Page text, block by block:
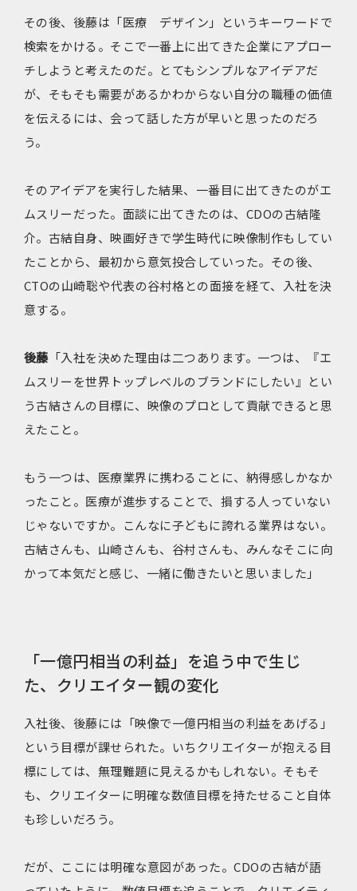
その後、後藤は「医療 デザイン」というキーワードで
検索をかける。そこで一番上に出てきた企業にアプロー
チしようと考えたのだ。とてもシンプルなアイデアだ
が、そもそも需要があるかわからない自分の職種の価値
を伝えるには、会って話した方が早いと思ったのだろ
う。
そのアイデアを実行した結果、一番目に出てきたのがエ
ムスリーだった。面談に出てきたのは、CDOの古結隆
介。古結自身、映画好きで学生時代に映像制作もしてい
たことから、最初から意気投合していった。その後、
CTOの山崎聡や代表の谷村格との面接を経て、入社を決
意する。
後藤「入社を決めた理由は二つあります。一つは、『エ
ムスリーを世界トップレベルのブランドにしたい』とい
う古結さんの目標に、映像のプロとして貢献できると思
えたこと。
もう一つは、医療業界に携わることに、納得感しかなか
ったこと。医療が進歩することで、損する人っていない
じゃないですか。こんなに子どもに誇れる業界はない。
古結さんも、山崎さんも、谷村さんも、みんなそこに向
かって本気だと感じ、一緒に働きたいと思いました」
「一億円相当の利益」を追う中で生じ
た、クリエイター観の変化
入社後、後藤には「映像で一億円相当の利益をあげる」
という目標が課せられた。いちクリエイターが抱える目
標にしては、無理難題に見えるかもしれない。そもそ
も、クリエイターに明確な数値目標を持たせること自体
も珍しいだろう。
だが、ここには明確な意図があった。CDOの古結が語